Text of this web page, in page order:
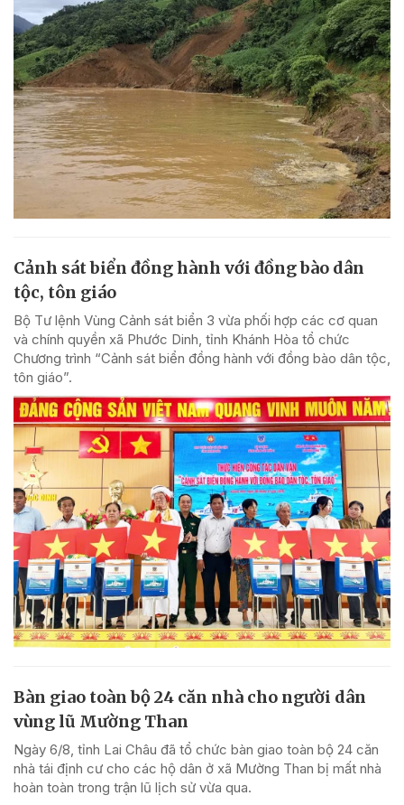
Cảnh sát biển đồng hành với đồng bào dân
tộc, tôn giáo
Bộ Tư lệnh Vùng Cảnh sát biển 3 vừa phối hợp các cơ quan
và chính quyền xã Phước Dinh, tỉnh Khánh Hòa tổ chức
Chương trình “Cảnh sát biển đồng hành với đồng bào dân tộc,
tôn giáo”.
Bàn giao toàn bộ 24 căn nhà cho người dân
vùng lũ Mường Than
Ngày 6/8, tỉnh Lai Châu đã tổ chức bàn giao toàn bộ 24 căn
nhà tái định cư cho các hộ dân ở xã Mường Than bị mất nhà
hoàn toàn trong trận lũ lịch sử vừa qua.